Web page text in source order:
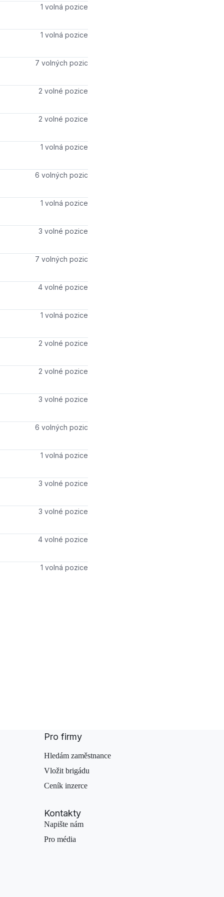
Počet volných míst
1 volná pozice
Počet volných míst
1 volná pozice
Počet volných míst
7 volných pozic
Počet volných míst
2 volné pozice
Počet volných míst
2 volné pozice
Počet volných míst
1 volná pozice
Počet volných míst
6 volných pozic
Počet volných míst
1 volná pozice
Počet volných míst
3 volné pozice
Počet volných míst
7 volných pozic
Počet volných míst
4 volné pozice
Počet volných míst
1 volná pozice
Počet volných míst
2 volné pozice
Počet volných míst
2 volné pozice
Počet volných míst
3 volné pozice
Počet volných míst
6 volných pozic
Počet volných míst
1 volná pozice
Počet volných míst
3 volné pozice
Počet volných míst
3 volné pozice
Počet volných míst
4 volné pozice
Počet volných míst
1 volná pozice
Pro firmy
Hledám zaměstnance
Vložit brigádu
Ceník inzerce
Kontakty
Napište nám
Pro média